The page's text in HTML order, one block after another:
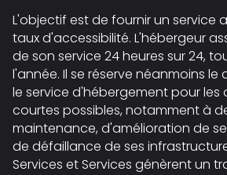
L'objectif est de fournir un service
taux d'accessibilité. L'hébergeur
de son service 24 heures sur 24,
l'année. Il se réserve néanmoins
le service d'hébergement pour les
courtes possibles, notamment à
maintenance, d'amélioration de
de défaillance de ses
Services et Services génèrent un